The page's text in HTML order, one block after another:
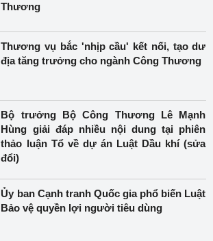
Thương
Thương vụ bắc 'nhịp cầu' kết nối, tạo dư
địa tăng trưởng cho ngành Công Thương
Bộ trưởng Bộ Công Thương Lê Mạnh
Hùng giải đáp nhiều nội dung tại phiên
thảo luận Tổ về dự án Luật Dầu khí (sửa
đổi)
Ủy ban Cạnh tranh Quốc gia phổ biến Luật
Bảo vệ quyền lợi người tiêu dùng